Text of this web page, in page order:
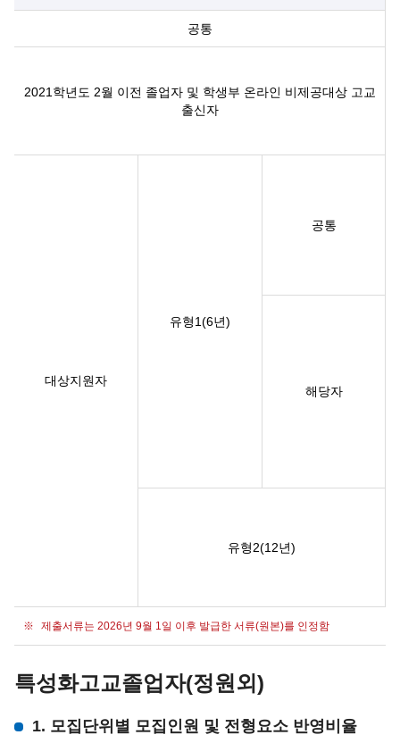
공통
2021학년도 2월 이전 졸업자 및 학생부 온라인 비제공대상 고교
출신자
대상지원자
유형1(6년)
공통
해당자
유형2(12년)
제출서류는 2026년 9월 1일 이후 발급한 서류(원본)를 인정함
특성화고교졸업자(정원외)
1. 모집단위별 모집인원 및 전형요소 반영비율